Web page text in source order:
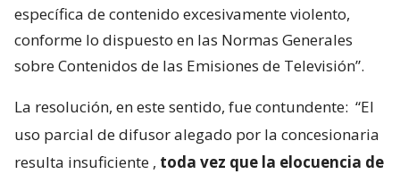
específica de contenido excesivamente violento,
conforme lo dispuesto en las Normas Generales
sobre Contenidos de las Emisiones de Televisión”.
La resolución, en este sentido, fue contundente: “El
uso parcial de difusor alegado por la concesionaria
resulta insuficiente , toda vez que la elocuencia de